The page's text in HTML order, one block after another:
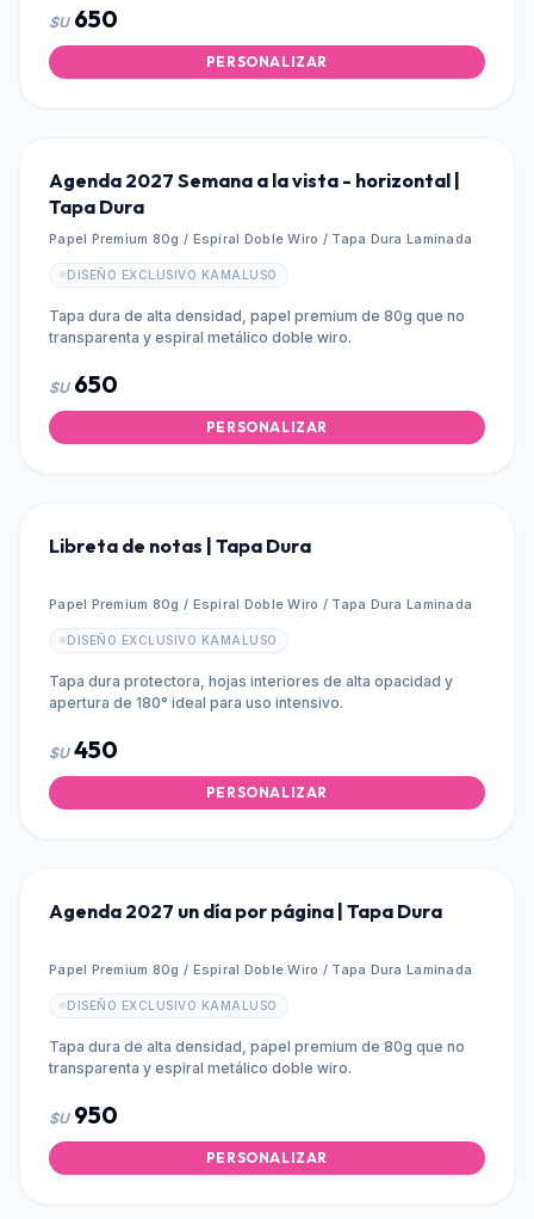
$U 650
PERSONALIZAR
Agenda 2027 Semana a la vista - horizontal |
Tapa Dura
Papel Premium 80g / Espiral Doble Wiro / Tapa Dura Laminada
DISEÑO EXCLUSIVO KAMALUSO
Tapa dura de alta densidad, papel premium de 80g que no
transparenta y espiral metálico doble wiro.
$U 650
PERSONALIZAR
Libreta de notas | Tapa Dura
Papel Premium 80g / Espiral Doble Wiro / Tapa Dura Laminada
DISEÑO EXCLUSIVO KAMALUSO
Tapa dura protectora, hojas interiores de alta opacidad y
apertura de 180° ideal para uso intensivo.
$U 450
PERSONALIZAR
Agenda 2027 un día por página | Tapa Dura
Papel Premium 80g / Espiral Doble Wiro / Tapa Dura Laminada
DISEÑO EXCLUSIVO KAMALUSO
Tapa dura de alta densidad, papel premium de 80g que no
transparenta y espiral metálico doble wiro.
$U 950
PERSONALIZAR